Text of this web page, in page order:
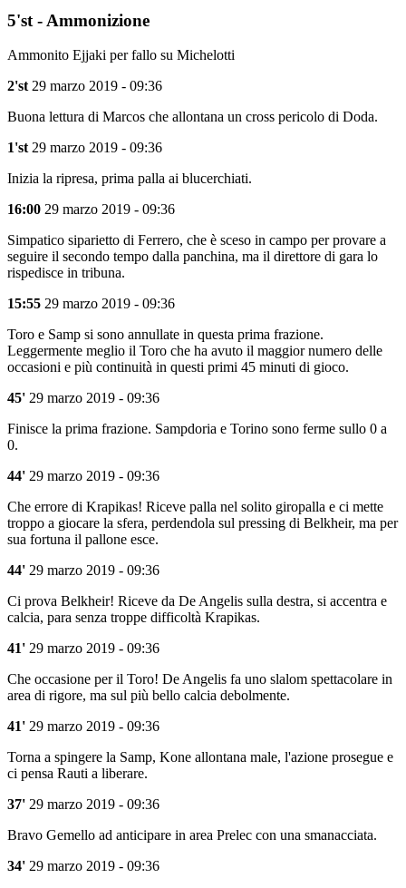
5'st - Ammonizione
Ammonito Ejjaki per fallo su Michelotti
2'st 29 marzo 2019 - 09:36
Buona lettura di Marcos che allontana un cross pericolo di Doda.
1'st 29 marzo 2019 - 09:36
Inizia la ripresa, prima palla ai blucerchiati.
16:00 29 marzo 2019 - 09:36
Simpatico siparietto di Ferrero, che è sceso in campo per provare a
seguire il secondo tempo dalla panchina, ma il direttore di gara lo
rispedisce in tribuna.
15:55 29 marzo 2019 - 09:36
Toro e Samp si sono annullate in questa prima frazione.
Leggermente meglio il Toro che ha avuto il maggior numero delle
occasioni e più continuità in questi primi 45 minuti di gioco.
45' 29 marzo 2019 - 09:36
Finisce la prima frazione. Sampdoria e Torino sono ferme sullo 0 a
0.
44' 29 marzo 2019 - 09:36
Che errore di Krapikas! Riceve palla nel solito giropalla e ci mette
troppo a giocare la sfera, perdendola sul pressing di Belkheir, ma per
sua fortuna il pallone esce.
44' 29 marzo 2019 - 09:36
Ci prova Belkheir! Riceve da De Angelis sulla destra, si accentra e
calcia, para senza troppe difficoltà Krapikas.
41' 29 marzo 2019 - 09:36
Che occasione per il Toro! De Angelis fa uno slalom spettacolare in
area di rigore, ma sul più bello calcia debolmente.
41' 29 marzo 2019 - 09:36
Torna a spingere la Samp, Kone allontana male, l'azione prosegue e
ci pensa Rauti a liberare.
37' 29 marzo 2019 - 09:36
Bravo Gemello ad anticipare in area Prelec con una smanacciata.
34' 29 marzo 2019 - 09:36